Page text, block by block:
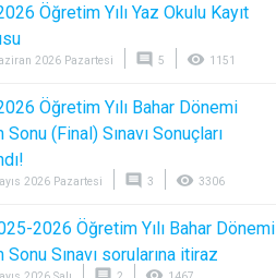
Öğretim Yılı Yaz Okulu Kayıt
2026 Pazartesi comment 5 visibility 1151
Öğretim Yılı Bahar Dönemi
Sonu (Final) Sınavı Sonuçları
2026 Pazartesi comment 3 visibility 3306
2026 Öğretim Yılı Bahar Dönemi
Sonu Sınavı sorularına itiraz